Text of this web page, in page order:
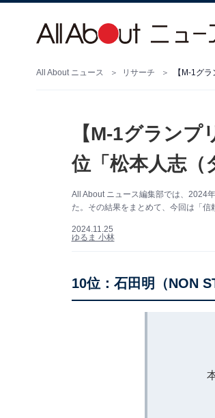
All About ニュース リサーチ 【M-1グ
【M-1グラン
位「松本人志（
All About ニュース編集部では、2024
た。その結果をまとめて、今回は「信
2024.11.25
ゆるま 小林
10位：石田明（NON